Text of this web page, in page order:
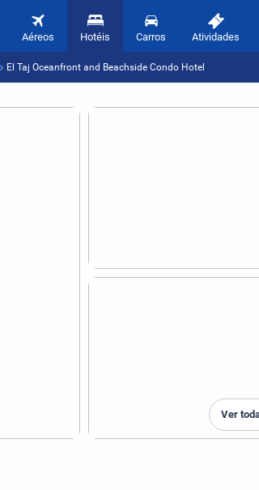
Aéreos Hotéis Carros Atividades
El Taj Oceanfront and Beachside Condo Hotel
Ver